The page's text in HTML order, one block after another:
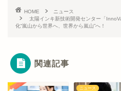
HOME
ニュース
太陽インキ新技術開発センター「
化“嵐山から世界へ、世界から嵐山”へ！
関連記事
ニュース